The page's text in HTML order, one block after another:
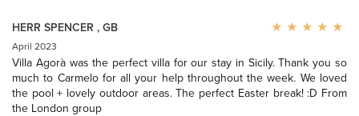
HERR SPENCER , GB
April 2023
Villa Agorà was the perfect villa for our stay in Sicily. Thank you so
much to Carmelo for all your help throughout the week. We loved
the pool + lovely outdoor areas. The perfect Easter break! :D From
the London group